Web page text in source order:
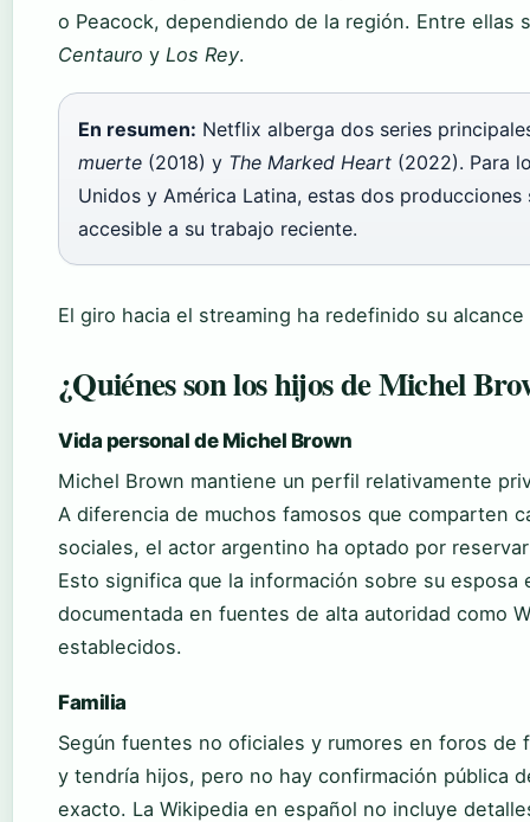
o Peacock, dependiendo de la región. Entre ellas
Centauro y Los Rey.
En resumen: Netflix alberga dos series
muerte (2018) y The Marked Heart (2022). Para
Unidos y América Latina, estas dos
accesible a su trabajo reciente.
El giro hacia el streaming ha redefinido su
¿Quiénes son los hijos de Michel
Vida personal de Michel Brown
Michel Brown mantiene un perfil relativamente
A diferencia de muchos famosos que comparten
sociales, el actor argentino ha optado por
Esto significa que la información sobre su esposa
documentada en fuentes de alta autoridad como
establecidos.
Familia
Según fuentes no oficiales y rumores en foros de
y tendría hijos, pero no hay confirmación pública
exacto. La Wikipedia en español no incluye